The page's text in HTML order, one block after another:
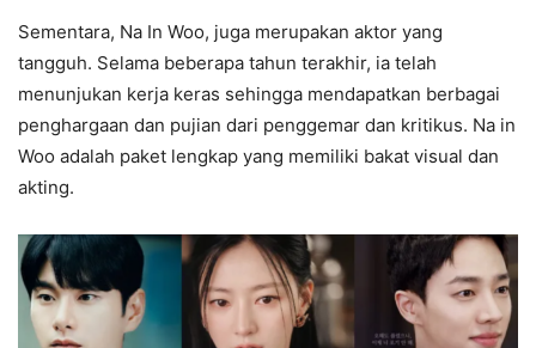
Sementara, Na In Woo, juga merupakan aktor yang
tangguh. Selama beberapa tahun terakhir, ia telah
menunjukan kerja keras sehingga mendapatkan berbagai
penghargaan dan pujian dari penggemar dan kritikus. Na in
Woo adalah paket lengkap yang memiliki bakat visual dan
akting.